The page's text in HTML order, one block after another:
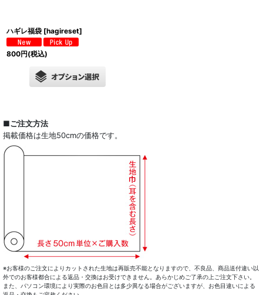
ハギレ福袋 [hagireset]
800円(税込)
■ご注文方法
掲載価格は生地50cmの価格です。
※お客様のご注文によりカットされた生地は再販売不能となりますので、不良品、商品送付違い以
外でのお客様都合による返品・交換はお受けできません。あらかじめご了承の上ご注文下さい。
また、パソコン環境により実際のお色目とは多少異なる場合がございますが、お色目違いによる